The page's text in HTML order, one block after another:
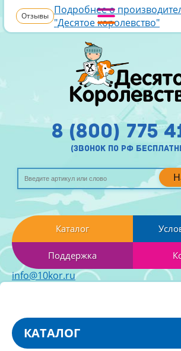
Отзывы Подробнее о
"Десятое королевство"
8 (800) 775
(звонок по рф
Каталог
Поддержка
info@10kor.ru
КАТАЛОГ